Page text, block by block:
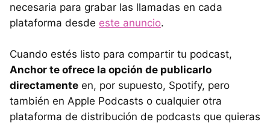
necesaria para grabar las llamadas en cada
plataforma desde este anuncio.
Cuando estés listo para compartir tu podcast,
Anchor te ofrece la opción de publicarlo
directamente en, por supuesto, Spotify, pero
también en Apple Podcasts o cualquier otra
plataforma de distribución de podcasts que quieras